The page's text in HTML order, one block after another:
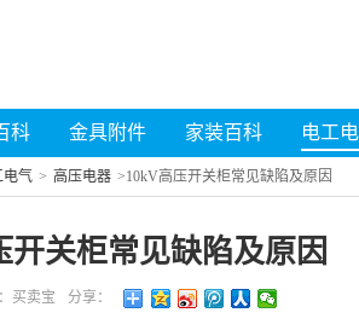
科 金具附件 家装百科 电工
电气 > 高压电器 >10kV高压开关柜常见缺陷及原因
开关柜常见缺陷及原因
买卖宝 分享：